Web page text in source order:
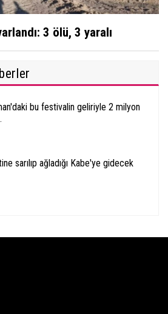
3 ölü, 3 yaralı
bu festivalin geliriyle 2 milyon
sarılıp ağladığı Kabe'ye gidecek